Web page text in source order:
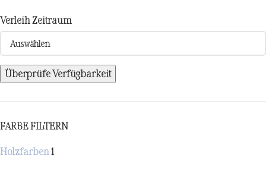
Verleih Zeitraum
Überprüfe Verfügbarkeit
FARBE FILTERN
Holzfarben1